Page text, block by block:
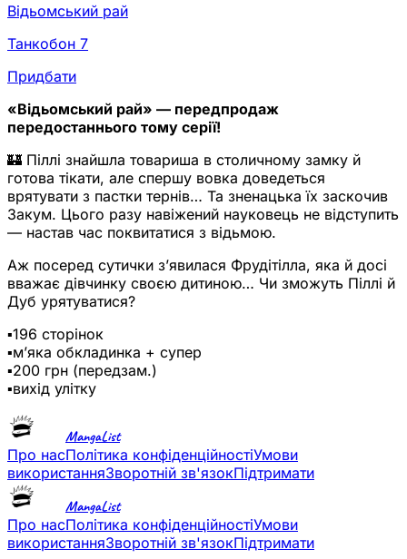
Відьомський рай
Танкобон 7
Придбати
«Відьомський рай» — передпродаж
передостаннього тому серії!
🏰 Піллі знайшла товариша в столичному замку й
готова тікати, але спершу вовка доведеться
врятувати з пастки тернів… Та зненацька їх заскочив
Закум. Цього разу навіжений науковець не відступить
— настав час поквитатися з відьмою.
Аж посеред сутички зʼявилася Фрудітілла, яка й досі
вважає дівчинку своєю дитиною… Чи зможуть Піллі й
Дуб урятуватися?
▪️196 сторінок
▪️мʼяка обкладинка + супер
▪️200 грн (передзам.)
▪️вихід улітку
MangaList
Про насПолітика конфіденційностіУмови
використанняЗворотній зв'язокПідтримати
MangaList
Про насПолітика конфіденційностіУмови
використанняЗворотній зв'язокПідтримати